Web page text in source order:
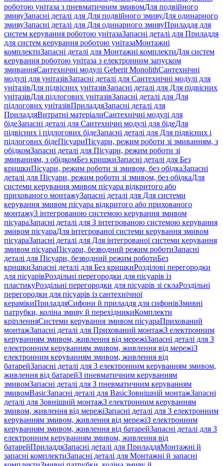
роботою унітаза з пневматичним змивомДля подвійного
змивуЗапасні деталі для Для подвійного змивуДля одинарного
змивуЗапасні деталі для Для одинарного змивуПриладдя для
систем керування роботою унітазаЗапасні деталі для Приладдя
для систем керування роботою унітазаМонтажні
комплектиЗапасні деталі для Монтажні комплектиДля систем
керування роботою унітаза з електронним запуском
змиванняСантехнічні модулі Geberit MonolithСантехнічні
модулі для унітазівЗапасні деталі для Сантехнічні модулі для
унітазівДля підвісних унітазівЗапасні деталі для Для підвісних
унітазівДля підлогових унітазівЗапасні деталі для Для
підлогових унітазівПриладдяЗапасні деталі для
ПриладдяВитратні матеріалиСантехнічні модулі для
бідеЗапасні деталі для Сантехнічні модулі для бідеДля
підвісних і підлогових бідеЗапасні деталі для Для підвісних і
підлогових бідеПісуариПісуари, режим роботи зі змиванням, з
обідкомЗапасні деталі для Пісуари, режим роботи зі
змиванням, з обідкомБез кришкиЗапасні деталі для Без
кришкиПісуари, режим роботи зі змивом, без обідкаЗапасні
деталі для Пісуари, режим роботи зі змивом, без обідкаДля
системи керування змивом пісуара відкритого або
прихованого монтажуЗапасні деталі для Для системи
керування змивом пісуара відкритого або прихованого
монтажуЗ інтегрованою системою керування змивом
пісуараЗапасні деталі для З інтегрованою системою керування
змивом пісуараДля інтегрованої системи керування змивом
пісуараЗапасні деталі для Для інтегрованої системи керування
змивом пісуараПісуари, безводний режим роботиЗапасні
деталі для Пісуари, безводний режим роботиБез
кришкиЗапасні деталі для Без кришкиРозділові перегородки
для пісуарівРоздільні перегородки для пісуарів із
пластикуРоздільні перегородки для пісуарів зі склаРоздільні
перегородки для пісуарів із сантехнічної
керамікиПриладдяСифони й приладдя для сифонівЗмивні
патрубки, коліна змиву й перехідникиКомплекти
кріпленняСистеми керування змивом пісуараПрихований
монтажЗапасні деталі для Прихований монтажЗ електронним
керуванням змивом, живлення від мережіЗапасні деталі для З
електронним керуванням змивом, живлення від мережіЗ
електронним керуванням змивом, живлення від
батарейЗапасні деталі для З електронним керуванням змивом,
живлення від батарейЗ пневматичним керуванням
змивомЗапасні деталі для З пневматичним керуванням
змивомBasicЗапасні деталі для BasicЗовнішній монтажЗапасні
деталі для Зовнішній монтажЗ електронним керуванням
змивом, живлення від мережіЗапасні деталі для З електронним
керуванням змивом, живлення від мережіЗ електронним
керуванням змивом, живлення від батарейЗапасні деталі для З
електронним керуванням змивом, живлення від
батарейПриладдяЗапасні деталі для ПриладдяМонтажні й
запасні комплектиЗапасні деталі для Монтажні й запасні